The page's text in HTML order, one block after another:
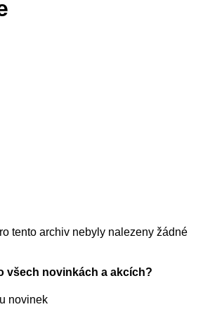
tento archiv nebyly nalezeny žádné
všech novinkách a akcích?
novinek